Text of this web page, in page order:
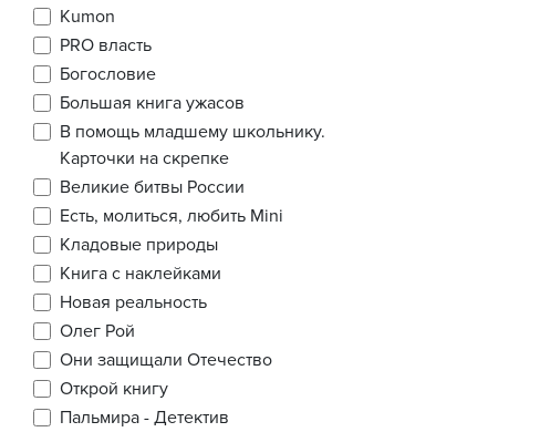
Kumon
PRO власть
Богословие
Большая книга ужасов
В помощь младшему школьнику.
Карточки на скрепке
Великие битвы России
Есть, молиться, любить Mini
Кладовые природы
Книга с наклейками
Новая реальность
Олег Рой
Они защищали Отечество
Открой книгу
Пальмира - Детектив